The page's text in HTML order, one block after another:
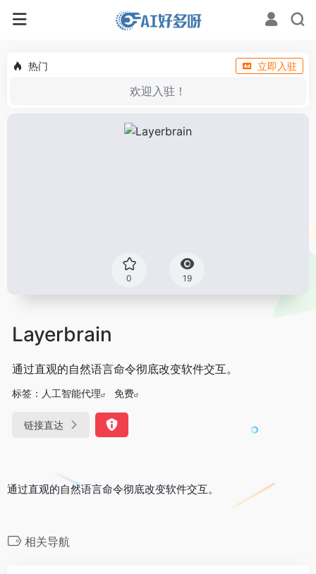
热门 立即入驻
欢迎入驻！
0 19
Layerbrain
通过直观的自然语言命令彻底改变软件交互。
标签： 人工智能代理 免费
链接直达
通过直观的自然语言命令彻底改变软件交互。
相关导航